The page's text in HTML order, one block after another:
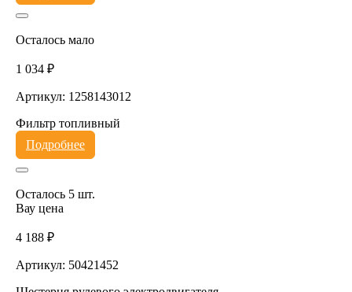
Осталось мало
1 034 ₽
Артикул: 1258143012
Фильтр топливный
Подробнее
Осталось 5 шт.
Вау цена
4 188 ₽
Артикул: 50421452